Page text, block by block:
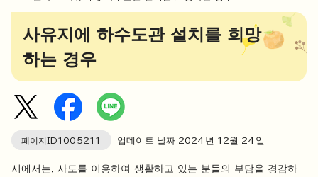
사유지에 하수도관 설치를 희망
하는 경우
페이지ID1005211 업데이트 날짜 2024 년 12월 24 일
시에서는, 사도를 이용하여 생활하고 있는 분들의 부담을 경감하